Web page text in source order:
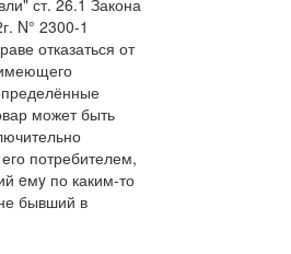
N° 2300-1
отказаться от
может быть
потребителем,
eмy по каким-то
бывший в